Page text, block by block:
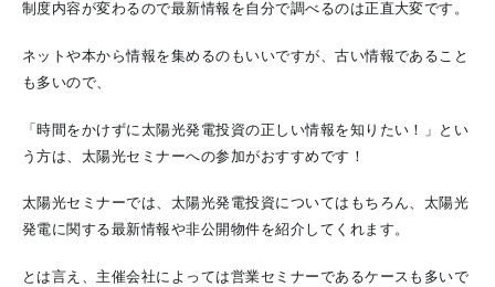
制度内容が変わるので最新情報を自分で調べるのは正直大変です。
ネットや本から情報を集めるのもいいですが、古い情報であること
も多いので、
「時間をかけずに太陽光発電投資の正しい情報を知りたい！」とい
う方は、太陽光セミナーへの参加がおすすめです！
太陽光セミナーでは、太陽光発電投資についてはもちろん、太陽光
発電に関する最新情報や非公開物件を紹介してくれます。
とは言え、主催会社によっては営業セミナーであるケースも多いで